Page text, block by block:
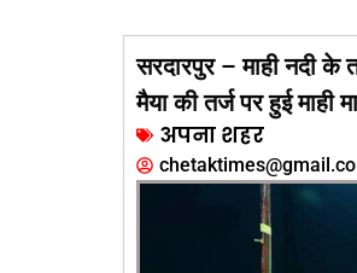
सरदारपुर – माही नदी के
मैया की तर्ज पर हुई माही
अपना शहर